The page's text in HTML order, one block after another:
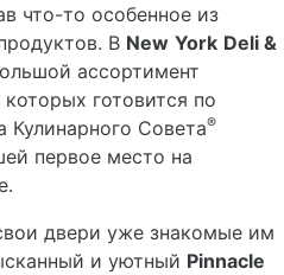
что-то особенное из
В New York Deli &
ассортимент
готовится по
Кулинарного Совета®
первое место на
двери уже знакомые им
и уютный Pinnacle